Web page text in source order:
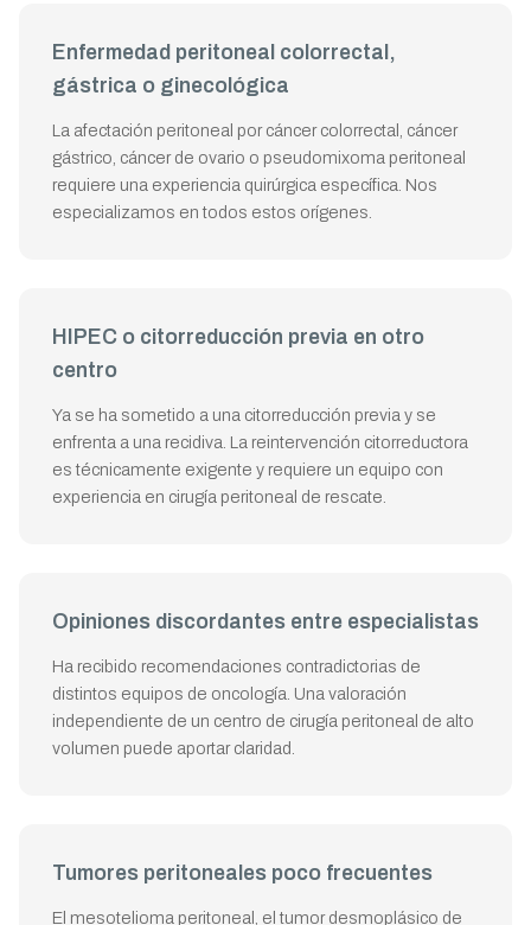
Enfermedad peritoneal colorrectal,
gástrica o ginecológica
La afectación peritoneal por cáncer colorrectal, cáncer
gástrico, cáncer de ovario o pseudomixoma peritoneal
requiere una experiencia quirúrgica específica. Nos
especializamos en todos estos orígenes.
HIPEC o citorreducción previa en otro
centro
Ya se ha sometido a una citorreducción previa y se
enfrenta a una recidiva. La reintervención citorreductora
es técnicamente exigente y requiere un equipo con
experiencia en cirugía peritoneal de rescate.
Opiniones discordantes entre especialistas
Ha recibido recomendaciones contradictorias de
distintos equipos de oncología. Una valoración
independiente de un centro de cirugía peritoneal de alto
volumen puede aportar claridad.
Tumores peritoneales poco frecuentes
El mesotelioma peritoneal, el tumor desmoplásico de